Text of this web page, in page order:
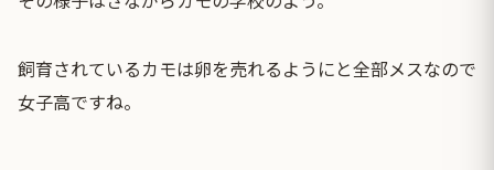
飼育されているカモは卵を売れるようにと全部メスなので
女子高ですね。